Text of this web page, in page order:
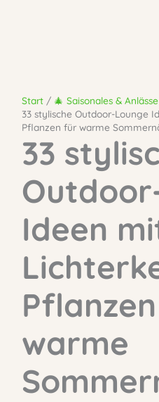
Start 🎄 Saisonales & Anlässe
33 stylische Outdoor-Lounge
Pflanzen für warme
33
Ideen
warme